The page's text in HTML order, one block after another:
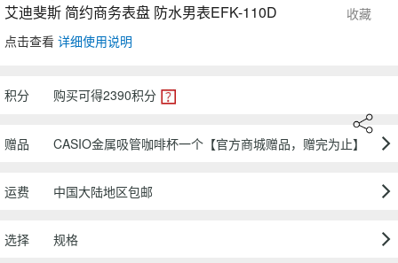
艾迪斐斯 简约商务表盘 防水男表EFK-110D
点击查看 详细使用说明
收藏
积分 购买可得2390积分
赠品 CASIO金属吸管咖啡杯一个【官方商城赠品，赠完为止】
运费 中国大陆地区包邮
选择 规格